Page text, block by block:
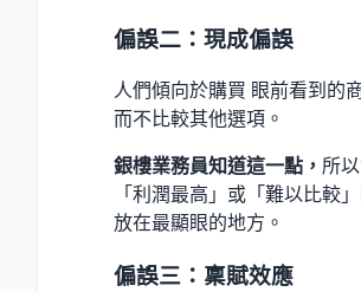
偏誤二：現成偏誤
人們傾向於購買 眼前看到的
而不比較其他選項。
銀樓業務員知道這一點， 所
「利潤最高」或「難以比較
放在最顯眼的地方。
偏誤三：稟賦效應